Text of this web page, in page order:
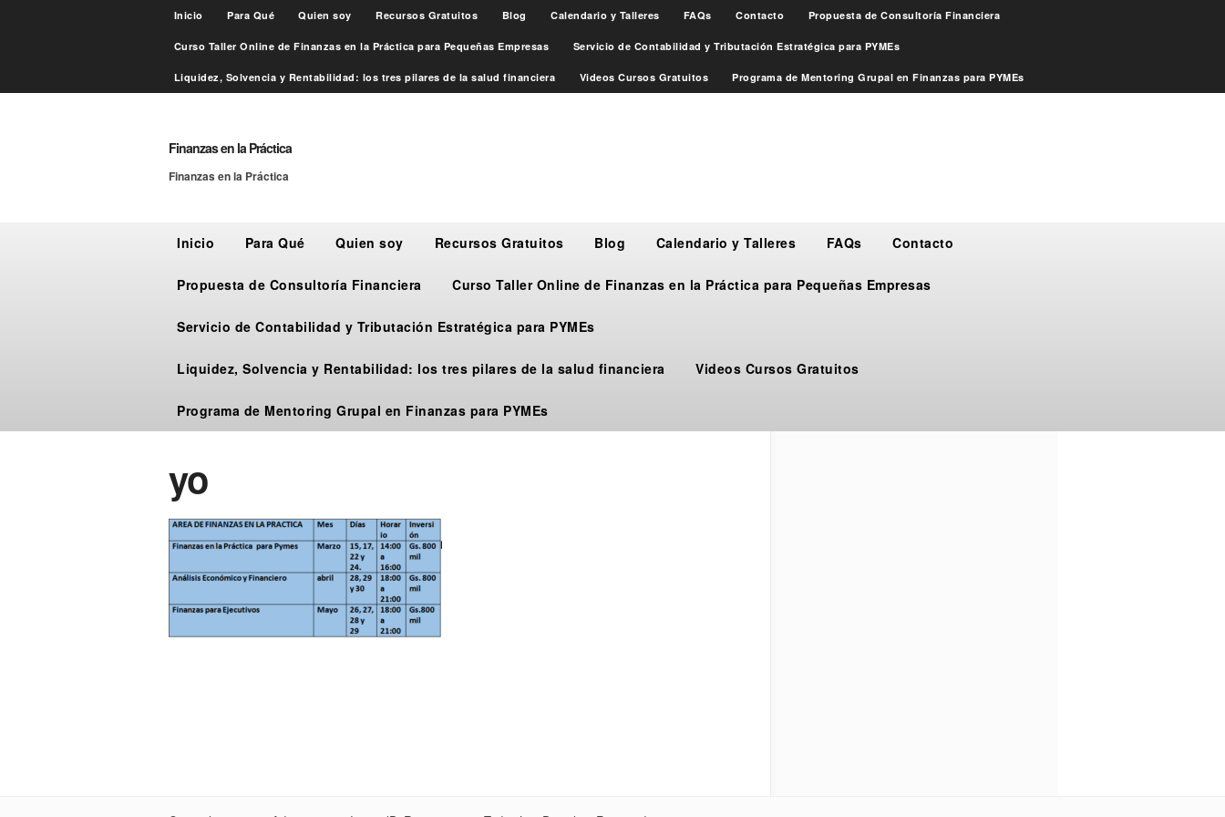
Inicio Para Qué Quien soy Recursos Gratuitos Blog Calendario y Talleres FAQs Contacto Propuesta de Consultoría Financiera
Curso Taller Online de Finanzas en la Práctica para Pequeñas Empresas Servicio de Contabilidad y Tributación Estratégica para PYMEs
Liquidez, Solvencia y Rentabilidad: los tres pilares de la salud financiera Videos Cursos Gratuitos Programa de Mentoring Grupal en Finanzas para PYMEs
Finanzas en la Práctica
Finanzas en la Práctica
Inicio Para Qué Quien soy Recursos Gratuitos Blog Calendario y Talleres FAQs Contacto
Propuesta de Consultoría Financiera Curso Taller Online de Finanzas en la Práctica para Pequeñas Empresas
Servicio de Contabilidad y Tributación Estratégica para PYMEs
Liquidez, Solvencia y Rentabilidad: los tres pilares de la salud financiera Videos Cursos Gratuitos
Programa de Mentoring Grupal en Finanzas para PYMEs
yo